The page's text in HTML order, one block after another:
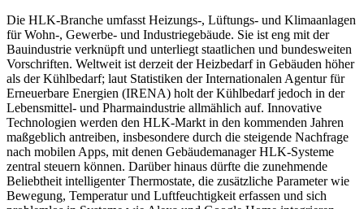
Die HLK-Branche umfasst Heizungs-, Lüftungs- und Klimaanlagen
für Wohn-, Gewerbe- und Industriegebäude. Sie ist eng mit der
Bauindustrie verknüpft und unterliegt staatlichen und bundesweiten
Vorschriften. Weltweit ist derzeit der Heizbedarf in Gebäuden höher
als der Kühlbedarf; laut Statistiken der Internationalen Agentur für
Erneuerbare Energien (IRENA) holt der Kühlbedarf jedoch in der
Lebensmittel- und Pharmaindustrie allmählich auf. Innovative
Technologien werden den HLK-Markt in den kommenden Jahren
maßgeblich antreiben, insbesondere durch die steigende Nachfrage
nach mobilen Apps, mit denen Gebäudemanager HLK-Systeme
zentral steuern können. Darüber hinaus dürfte die zunehmende
Beliebtheit intelligenter Thermostate, die zusätzliche Parameter wie
Bewegung, Temperatur und Luftfeuchtigkeit erfassen und sich